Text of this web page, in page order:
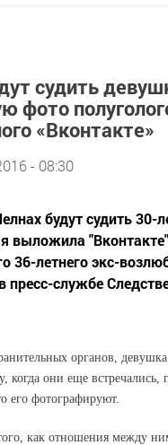
судить
фото
«Вконтакте»
- 08:30
будут судить 30-
выложила
36-летнего экс-
службе
органов,
когда они еще встречались,
его фотографируют.
как отношения между